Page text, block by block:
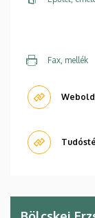
Fax, mellék